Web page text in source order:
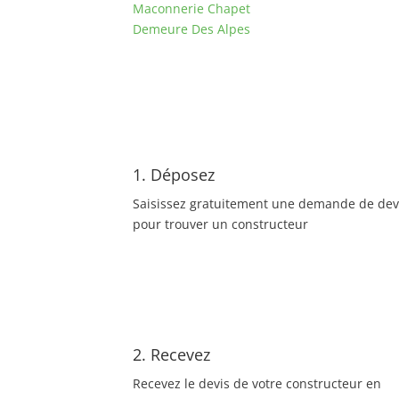
Maconnerie Chapet
Demeure Des Alpes
1. Déposez
Saisissez gratuitement une demande de
pour trouver un constructeur
2. Recevez
Recevez le devis de votre constructeur en